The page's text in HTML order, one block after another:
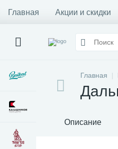
Главная Акции и скидки
Главная
Описание